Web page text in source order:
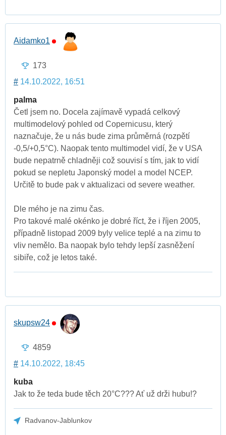
Aidamko1
173
# 14.10.2022, 16:51
palma
Četl jsem no. Docela zajímavě vypadá celkový
multimodelový pohled od Copernicusu, který
naznačuje, že u nás bude zima průměrná (rozpětí
-0,5/+0,5°C). Naopak tento multimodel vidí, že v USA
bude nepatrně chladněji což souvisí s tím, jak to vidí
pokud se nepletu Japonský model a model NCEP.
Určitě to bude pak v aktualizaci od severe weather.
Dle mého je na zimu čas.
Pro takové malé okénko je dobré říct, že i říjen 2005,
případně listopad 2009 byly velice teplé a na zimu to
vliv nemělo. Ba naopak bylo tehdy lepší zasněžení
sibiře, což je letos také.
skupsw24
4859
# 14.10.2022, 18:45
kuba
Jak to že teda bude těch 20°C??? Ať už drži hubu!?
Radvanov-Jablunkov